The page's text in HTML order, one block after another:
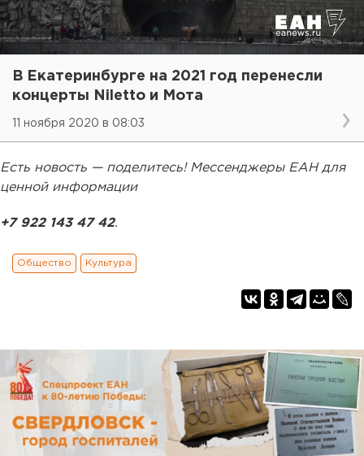
В Екатеринбурге на 2021 год перенесли
концерты Niletto и Мота
11 ноября 2020 в 08:03
Есть новость — поделитесь! Мессенджеры ЕАН для
ценной информации
+7 922 143 47 42.
Общество Культура